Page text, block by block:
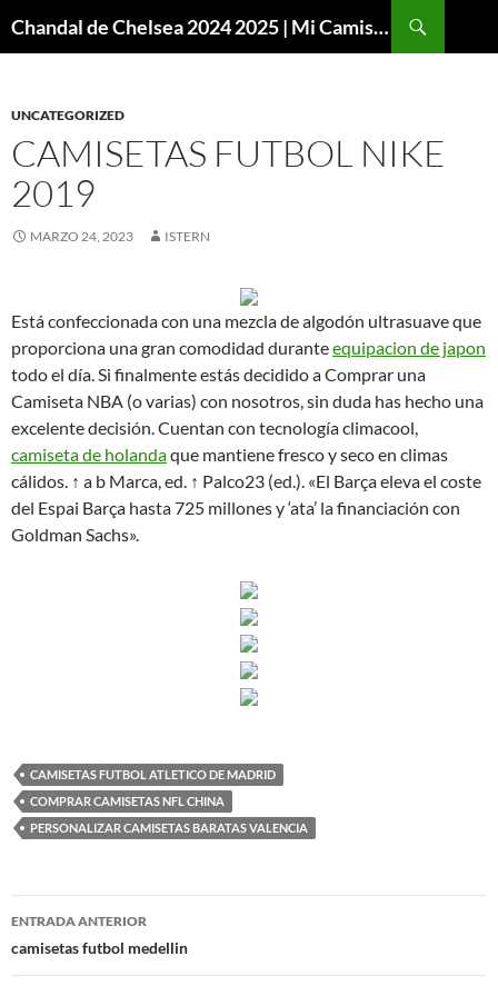
Chandal de Chelsea 2024 2025 | Mi Camiseta Futbol
UNCATEGORIZED
CAMISETAS FUTBOL NIKE
2019
MARZO 24, 2023 ISTERN
Está confeccionada con una mezcla de algodón ultrasuave que
proporciona una gran comodidad duranteequipacion de japon
todo el día. Si finalmente estás decidido a Comprar una
Camiseta NBA (o varias) con nosotros, sin duda has hecho una
excelente decisión. Cuentan con tecnología climacool,
camiseta de holandaque mantiene fresco y seco en climas
cálidos. ↑ a b Marca, ed. ↑ Palco23 (ed.). «El Barça eleva el coste
del Espai Barça hasta 725 millones y ‘ata’ la financiación con
Goldman Sachs».
CAMISETAS FUTBOL ATLETICO DE MADRID
COMPRAR CAMISETAS NFL CHINA
PERSONALIZAR CAMISETAS BARATAS VALENCIA
Navegación
de
ENTRADA ANTERIOR
camisetas futbol medellin